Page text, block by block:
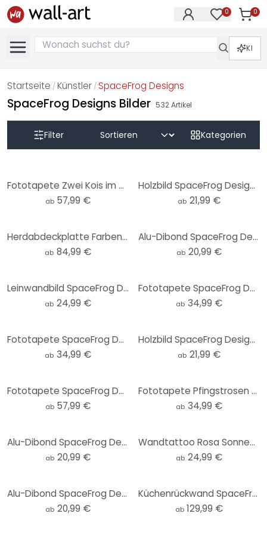
0 0
KI
Startseite / Künstler / SpaceFrog Designs
SpaceFrog Designs Bilder 532Artikel
Filter Kategorien
Fototapete Zwei Kois im Teich - SpaceFrog Designs
ab 57,99 €
Holzbild SpaceFrog Designs - Eleganz - Rund
ab 21,99 €
Herdabdeckplatte Farbenfrohe Frühlingswiese - SpaceFrog Designs
ab 84,99 €
Alu-Dibond SpaceFrog Designs - Eleganz - Rund
ab 20,99 €
Leinwandbild SpaceFrog Designs - Morgenruhe
ab 24,99 €
Fototapete SpaceFrog Designs - Goldene Sterne - Rund - Selbstklebend/Vlies
ab 34,99 €
Fototapete SpaceFrog Designs - Eleganz - Rund - Selbstklebend/Vlies
ab 34,99 €
Holzbild SpaceFrog Designs - Morgenruhe - Rund
ab 21,99 €
Fototapete SpaceFrog Designs - Morgenruhe
ab 57,99 €
Fototapete Pfingstrosen mit großen Blüten - SpaceFrog Designs - Rund - Selbstklebend/Vlies
ab 34,99 €
Alu-Dibond SpaceFrog Designs - Blau und Gold - Rund
ab 20,99 €
Wandtattoo Rosa Sonnenuntergang über dem Wald - SpaceFrog Designs - Rund
ab 24,99 €
Alu-Dibond SpaceFrog Designs - Verbundenheit - Rund
ab 20,99 €
Küchenrückwand SpaceFrog Designs - Herbstmorgen
ab 129,99 €